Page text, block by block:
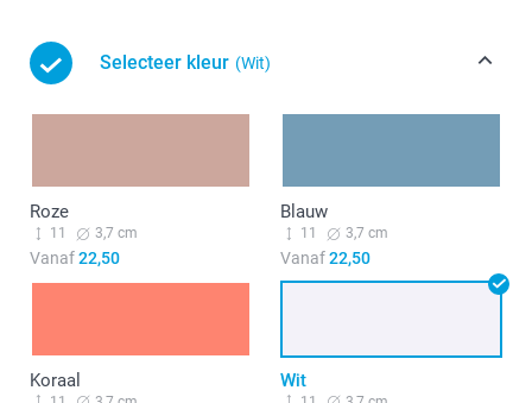
Selecteer kleur (Wit)
Roze
11 3,7 cm
Vanaf22,50
Blauw
11 3,7 cm
Vanaf22,50
Koraal Wit